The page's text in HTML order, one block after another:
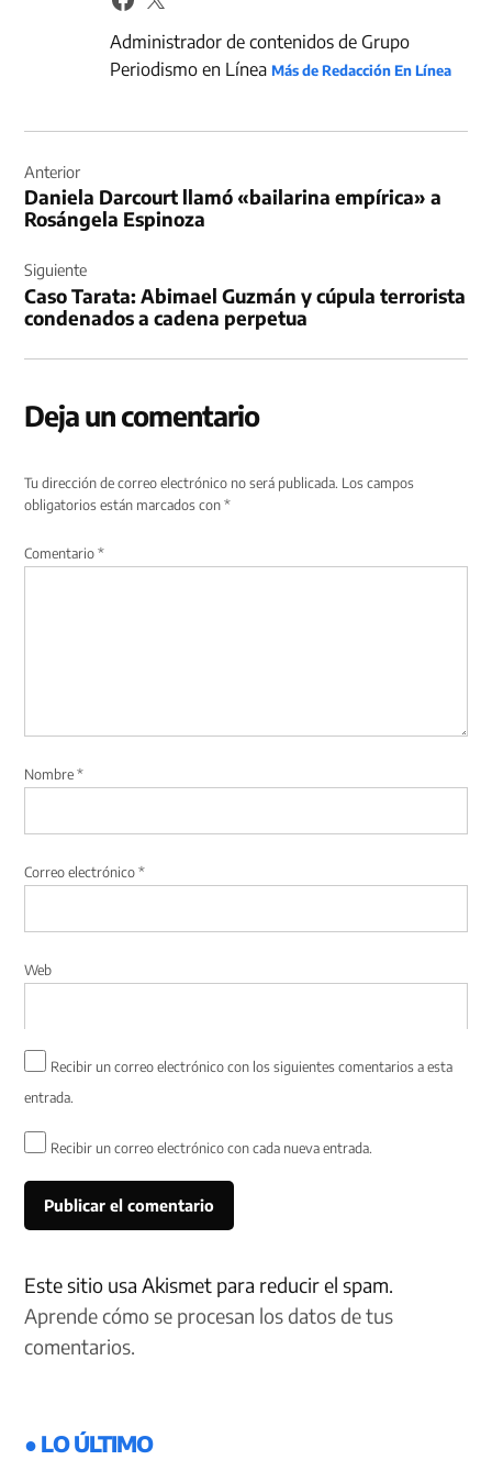
Administrador de contenidos de Grupo
Periodismo en LíneaMás de Redacción En Línea
de
entradas
Anterior
Daniela Darcourt llamó «bailarina empírica» a
Rosángela Espinoza
Siguiente
Caso Tarata: Abimael Guzmán y cúpula terrorista
condenados a cadena perpetua
Deja un comentario
Tu dirección de correo electrónico no será publicada. Los campos
obligatorios están marcados con*
Comentario*
Nombre*
Correo electrónico*
Web
Recibir un correo electrónico con los siguientes comentarios a esta
entrada.
Recibir un correo electrónico con cada nueva entrada.
Este sitio usa Akismet para reducir el spam.
Aprende cómo se procesan los datos de tus
comentarios.
● LO ÚLTIMO